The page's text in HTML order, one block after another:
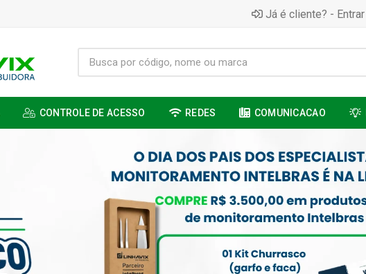
Já é cliente? - Entrar
CONTROLE DE ACESSO REDES COMUNICACAO